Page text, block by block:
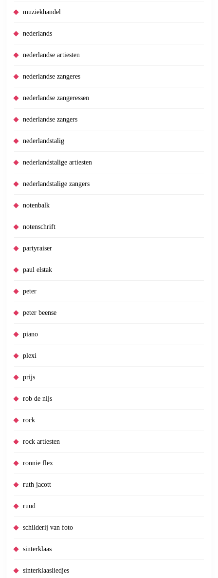
muziekhandel
nederlands
nederlandse artiesten
nederlandse zangeres
nederlandse zangeressen
nederlandse zangers
nederlandstalig
nederlandstalige artiesten
nederlandstalige zangers
notenbalk
notenschrift
partyraiser
paul elstak
peter
peter beense
piano
plexi
prijs
rob de nijs
rock
rock artiesten
ronnie flex
ruth jacott
ruud
schilderij van foto
sinterklaas
sinterklaasliedjes